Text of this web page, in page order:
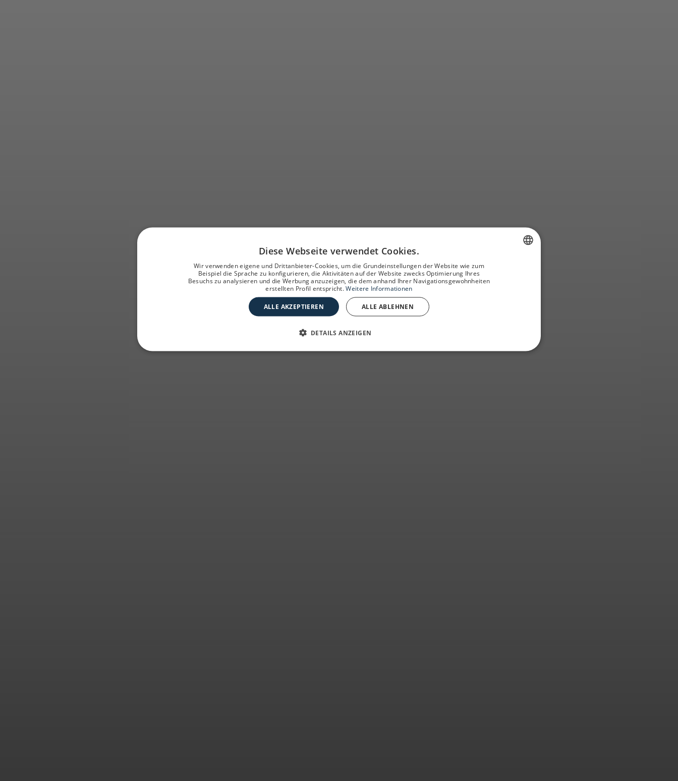
Diese Webseite verwendet Cookies.
Wir verwenden eigene und Drittanbieter-Cookies, um die Grundeinstellungen der Website wie zum
Beispiel die Sprache zu konfigurieren, die Aktivitäten auf der Website zwecks Optimierung Ihres
Besuchs zu analysieren und die Werbung anzuzeigen, die dem anhand Ihrer Navigationsgewohnheiten
erstellten Profil entspricht. Weitere Informationen
ALLE AKZEPTIEREN ALLE ABLEHNEN
DETAILS ANZEIGEN